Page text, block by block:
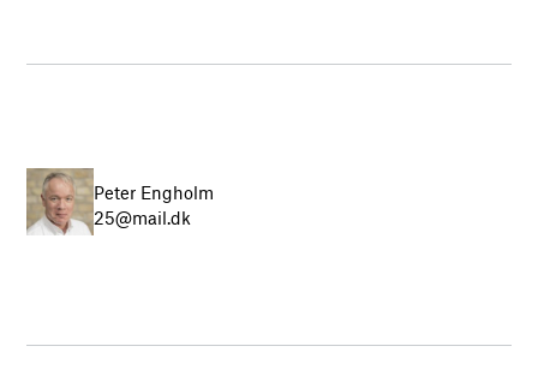
Peter Engholm
25@mail.dk